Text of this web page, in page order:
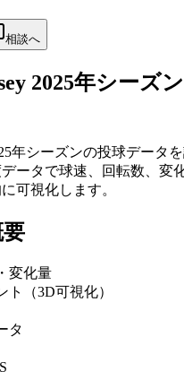
相談へ
2025年シーズ
年シーズンの投球データを
データで球速、回転数、変
可視化します。
変化量
ト（3D可視化）
タ